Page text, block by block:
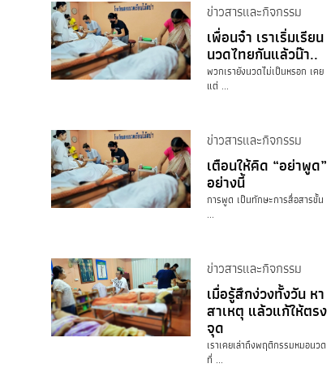
ข่าวสารและกิจกรรม
เพื่อนจ๋า เราเริ่มเรียน
นวดไทยกันแล้วน๊า..
พวกเรายังนวดไม่เป็นหรอก เคย
แต่ ...
ข่าวสารและกิจกรรม
เตือนให้คิด “อย่าพูด”
อย่างนี้
การพูด เป็นทักษะการสื่อสารขั้น
...
ข่าวสารและกิจกรรม
เมื่อรู้สึกง่วงทั้งวัน หา
สาเหตุ แล้วแก้ให้ตรง
จุด
เราเคยเล่าถึงพฤติกรรมหมอนวด
ที่ ...